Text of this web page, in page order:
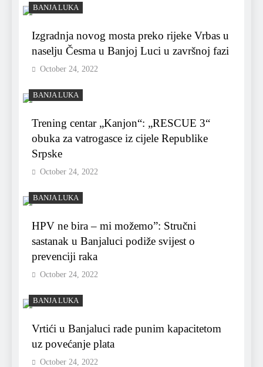
BANJA LUKA
Izgradnja novog mosta preko rijeke Vrbas u
naselju Česma u Banjoj Luci u završnoj fazi
October 24, 2022
BANJA LUKA
Trening centar „Kanjon“: „RESCUE 3“
obuka za vatrogasce iz cijele Republike
Srpske
October 24, 2022
BANJA LUKA
HPV ne bira – mi možemo”: Stručni
sastanak u Banjaluci podiže svijest o
prevenciji raka
October 24, 2022
BANJA LUKA
Vrtići u Banjaluci rade punim kapacitetom
uz povećanje plata
October 24, 2022